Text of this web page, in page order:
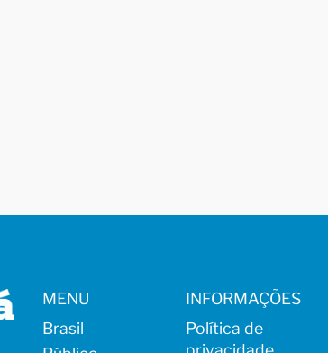
MENU
Brasil
INFORMAÇÕES
Política de